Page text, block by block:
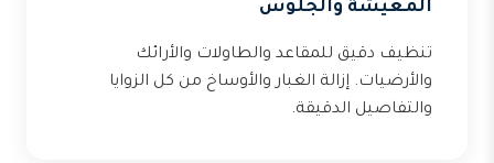
المعيشة والجلوس
تنظيف دقيق للمقاعد والطاولات والأرائك
والأرضيات. إزالة الغبار والأوساخ من كل الزوايا
والتفاصيل الدقيقة.